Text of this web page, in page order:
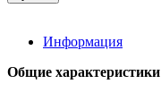
Информация
Общие характеристики